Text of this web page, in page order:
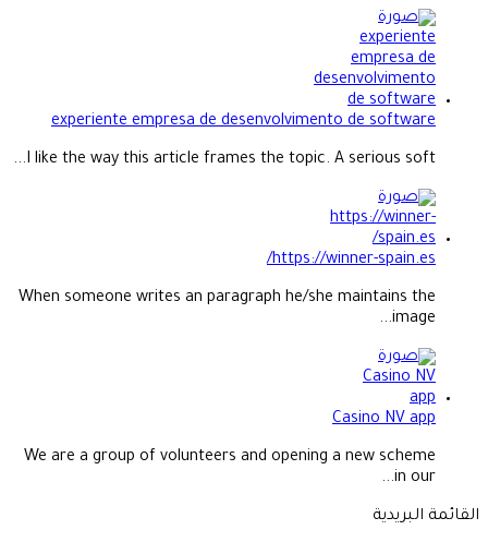
experiente empresa de desenvolvimento de software
I like the way this article frames the topic. A serious soft...
https://winner-spain.es/
When someone writes an paragraph he/she maintains the
image...
Casino NV app
We are a group of volunteers and opening a new scheme
in our...
القائمة البريدية